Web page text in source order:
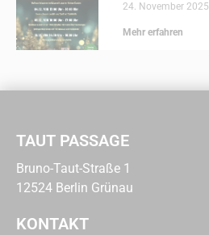
24. November 2025
Mehr erfahren
TAUT PASSAGE
Bruno-Taut-Straße 1
12524 Berlin Grünau
KONTAKT